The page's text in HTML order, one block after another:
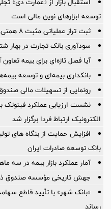
توسعه ابزارهای نوین مالی است
ثبت تراز عملیاتی مثبت ۸ همتی بانک پاسارگاد در فصل بهار
سودآوری بانک تجارت در بهار
آیا فصل تازه‌ای برای بیمه
بانکداری بیمه‌ای و توسعه
رونمایی از تسهیلات مالی
نشست ارزیابی عملکرد
الکترونیک ارتباط فردا برگزار شد
افزایش حمایت از بنگاه های
بانک توسعه صادرات ایران
آمار عملكرد بازار بیمه در سه ماهه اول
جهش تاریخی مؤسسه صندوق
«بانک شهر» با تأیید قاطع